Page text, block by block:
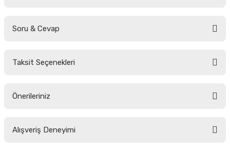
Soru & Cevap
Taksit Seçenekleri
Önerileriniz
yetersiz gördüğünüz noktaları öneri formunu kullanarak tarafımıza
Alışveriş Deneyimi